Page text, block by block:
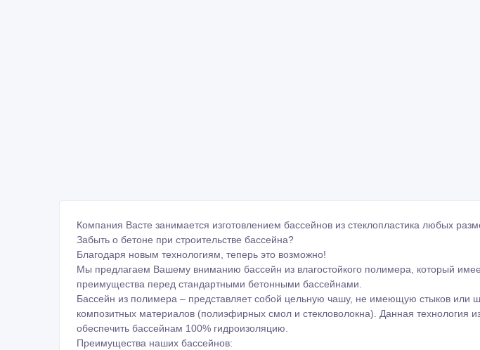
Компания Васте занимается изготовлением бассейнов из стеклопластика любых
Забыть о бетоне при строительстве бассейна?
Благодаря новым технологиям, теперь это возможно!
Мы предлагаем Вашему вниманию бассейн из влагостойкого полимера, который
преимущества перед стандартными бетонными бассейнами.
Бассейн из полимера – представляет собой цельную чашу, не имеющую стыков или
композитных материалов (полиэфирных смол и стекловолокна). Данная технология
обеспечить бассейнам 100% гидроизоляцию.
Преимущества наших бассейнов: